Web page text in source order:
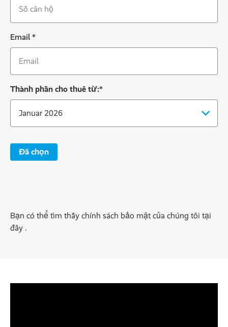
Email *
Ackbar
Thành phần cho thuê từ:*
Đã chọn
Bạn có thể tìm thấy chính sách bảo mật của chúng tôi tại
đây .